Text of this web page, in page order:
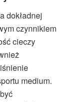
dokładnej
czynnikiem
cieczy
medium.